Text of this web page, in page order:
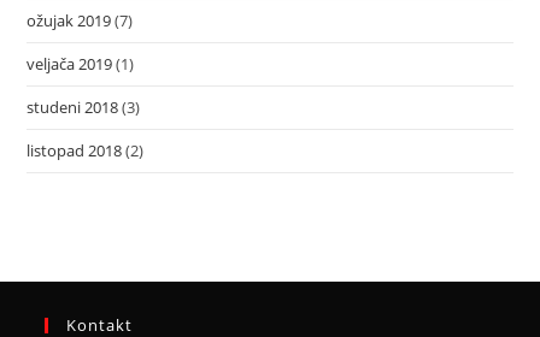
ožujak 2019(7)
veljača 2019(1)
studeni 2018(3)
listopad 2018(2)
Kontakt